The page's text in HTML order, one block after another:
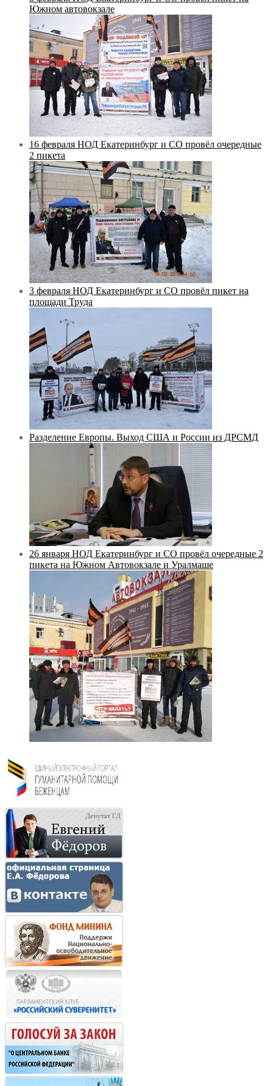
Южном автовокзале
16 февраля НОД Екатеринбург и СО провёл очередные
2 пикета
3 февраля НОД Екатеринбург и СО провёл пикет на
площади Труда
Разделение Европы. Выход США и России из ДРСМД
26 января НОД Екатеринбург и СО провёл очередные 2
пикета на Южном Автовокзале и Уралмаше